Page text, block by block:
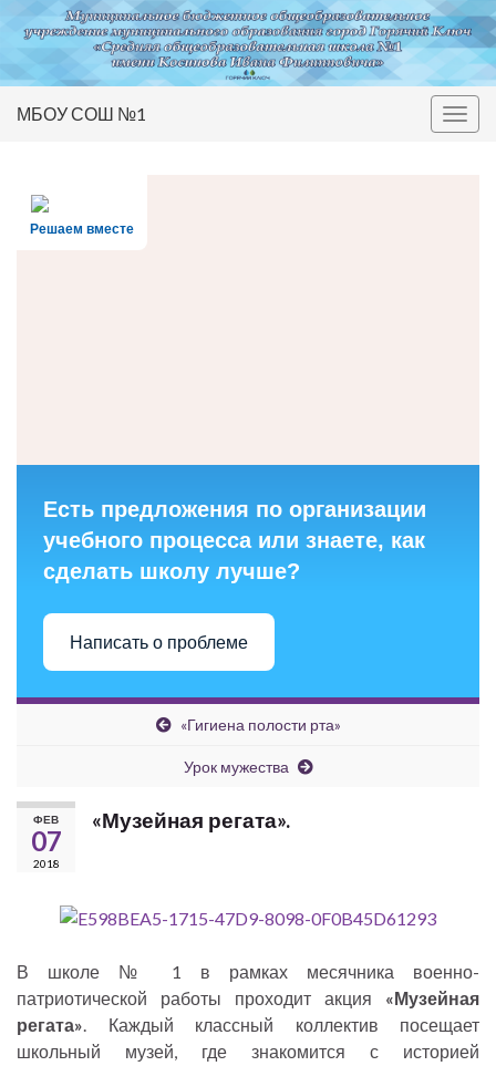
Вкл/
МБОУ СОШ №1
Решаем вместе
Есть предложения по организации
учебного процесса или знаете, как
сделать школу лучше?
Написать о проблеме
«Гигиена полости рта»
Урок мужества
ФЕВ
07
2018
«Музейная регата».
В школе № 1 в рамках месячника военно-
патриотической работы проходит акция «Музейная
регата». Каждый классный коллектив посещает
школьный музей, где знакомится с историей